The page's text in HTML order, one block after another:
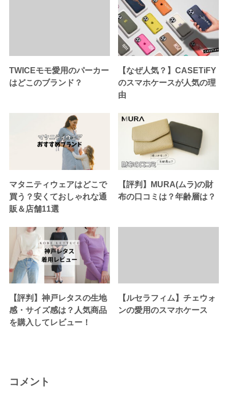
TWICEモモ愛用のパーカー
はどこのブランド？
【なぜ人気？】CASETiFY
のスマホケースが人気の理
由
マタニティウェアはどこで
買う？安くておしゃれな通
販＆店舗11選
【評判】MURA(ムラ)の財
布の口コミは？年齢層は？
【評判】神戸レタスの生地
感・サイズ感は？人気商品
を購入してレビュー！
【ルセラフィム】チェウォ
ンの愛用のスマホケース
コメント